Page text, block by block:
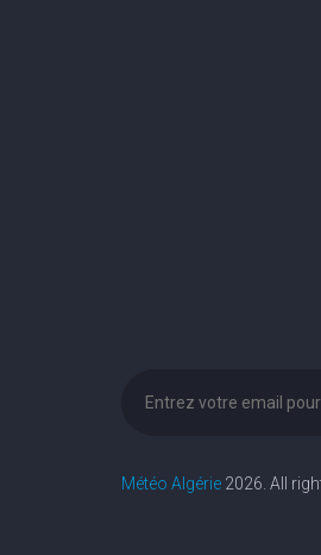
Météo Algérie 2026. All